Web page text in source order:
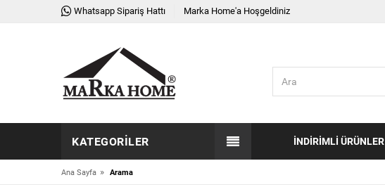
Whatsapp Sipariş Hattı Marka Home'a Hoşgeldiniz
KATEGORILER İNDIRIMLI ÜRÜNLER
Ana Sayfa » Arama